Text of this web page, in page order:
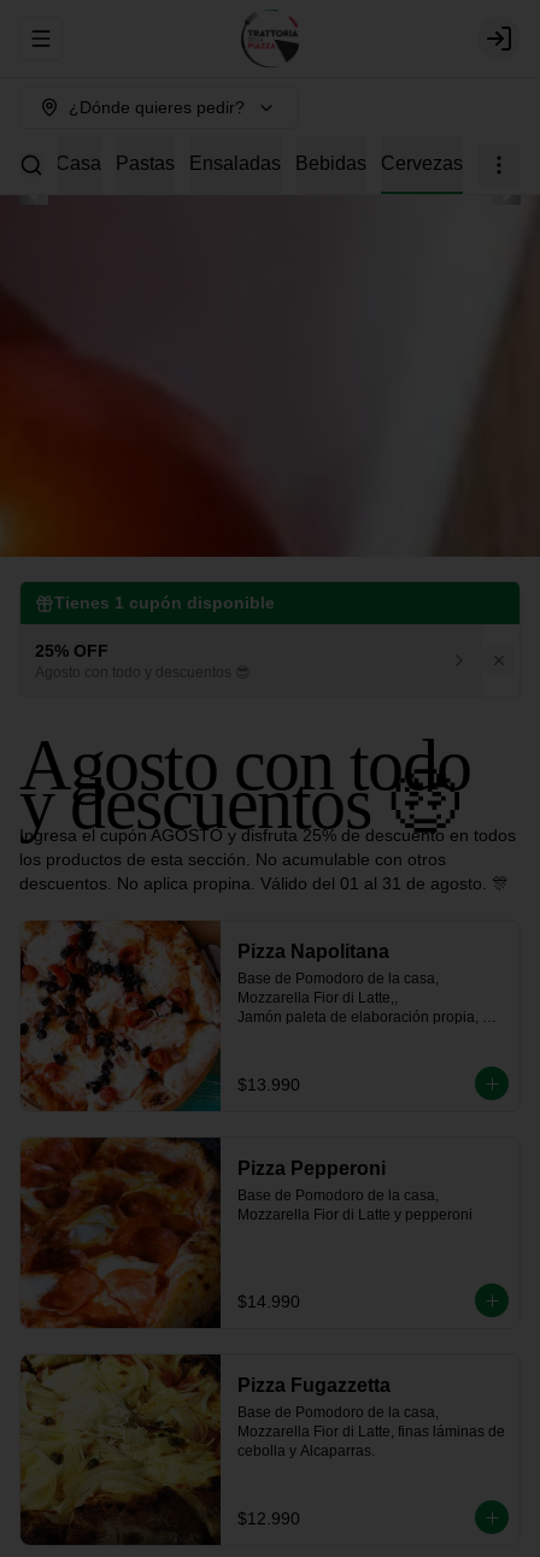
Abrir menu de navegación Login
¿Dónde quieres pedir?
della Casa Pastas Ensaladas Bebidas Cervezas
Tienes 1 cupón disponible
25% OFF
Agosto con todo y descuentos 😎
Agosto con todo
y descuentos 🤑
Ingresa el cupón AGOSTO y disfruta 25% de descuento en todos
los productos de esta sección. No acumulable con otros
descuentos. No aplica propina. Válido del 01 al 31 de agosto. 🎊
Pizza Napolitana
Base de Pomodoro de la casa,
Mozzarella Fior di Latte,,
Jamón paleta de elaboración propia,
$13.990
Pizza Pepperoni
Base de Pomodoro de la casa,
Mozzarella Fior di Latte y pepperoni
$14.990
Pizza Fugazzetta
Base de Pomodoro de la casa,
Mozzarella Fior di Latte, finas láminas de
cebolla y Alcaparras.
$12.990